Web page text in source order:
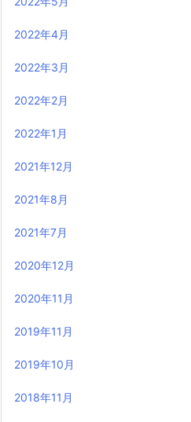
2022年4月
2022年3月
2022年2月
2022年1月
2021年12月
2021年8月
2021年7月
2020年12月
2020年11月
2019年11月
2019年10月
2018年11月